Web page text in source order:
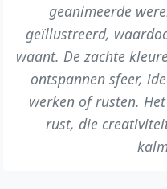
geanimeerde
geïllustreerd,
waant. De zachte
ontspannen sfeer,
werken of rusten.
rust, die